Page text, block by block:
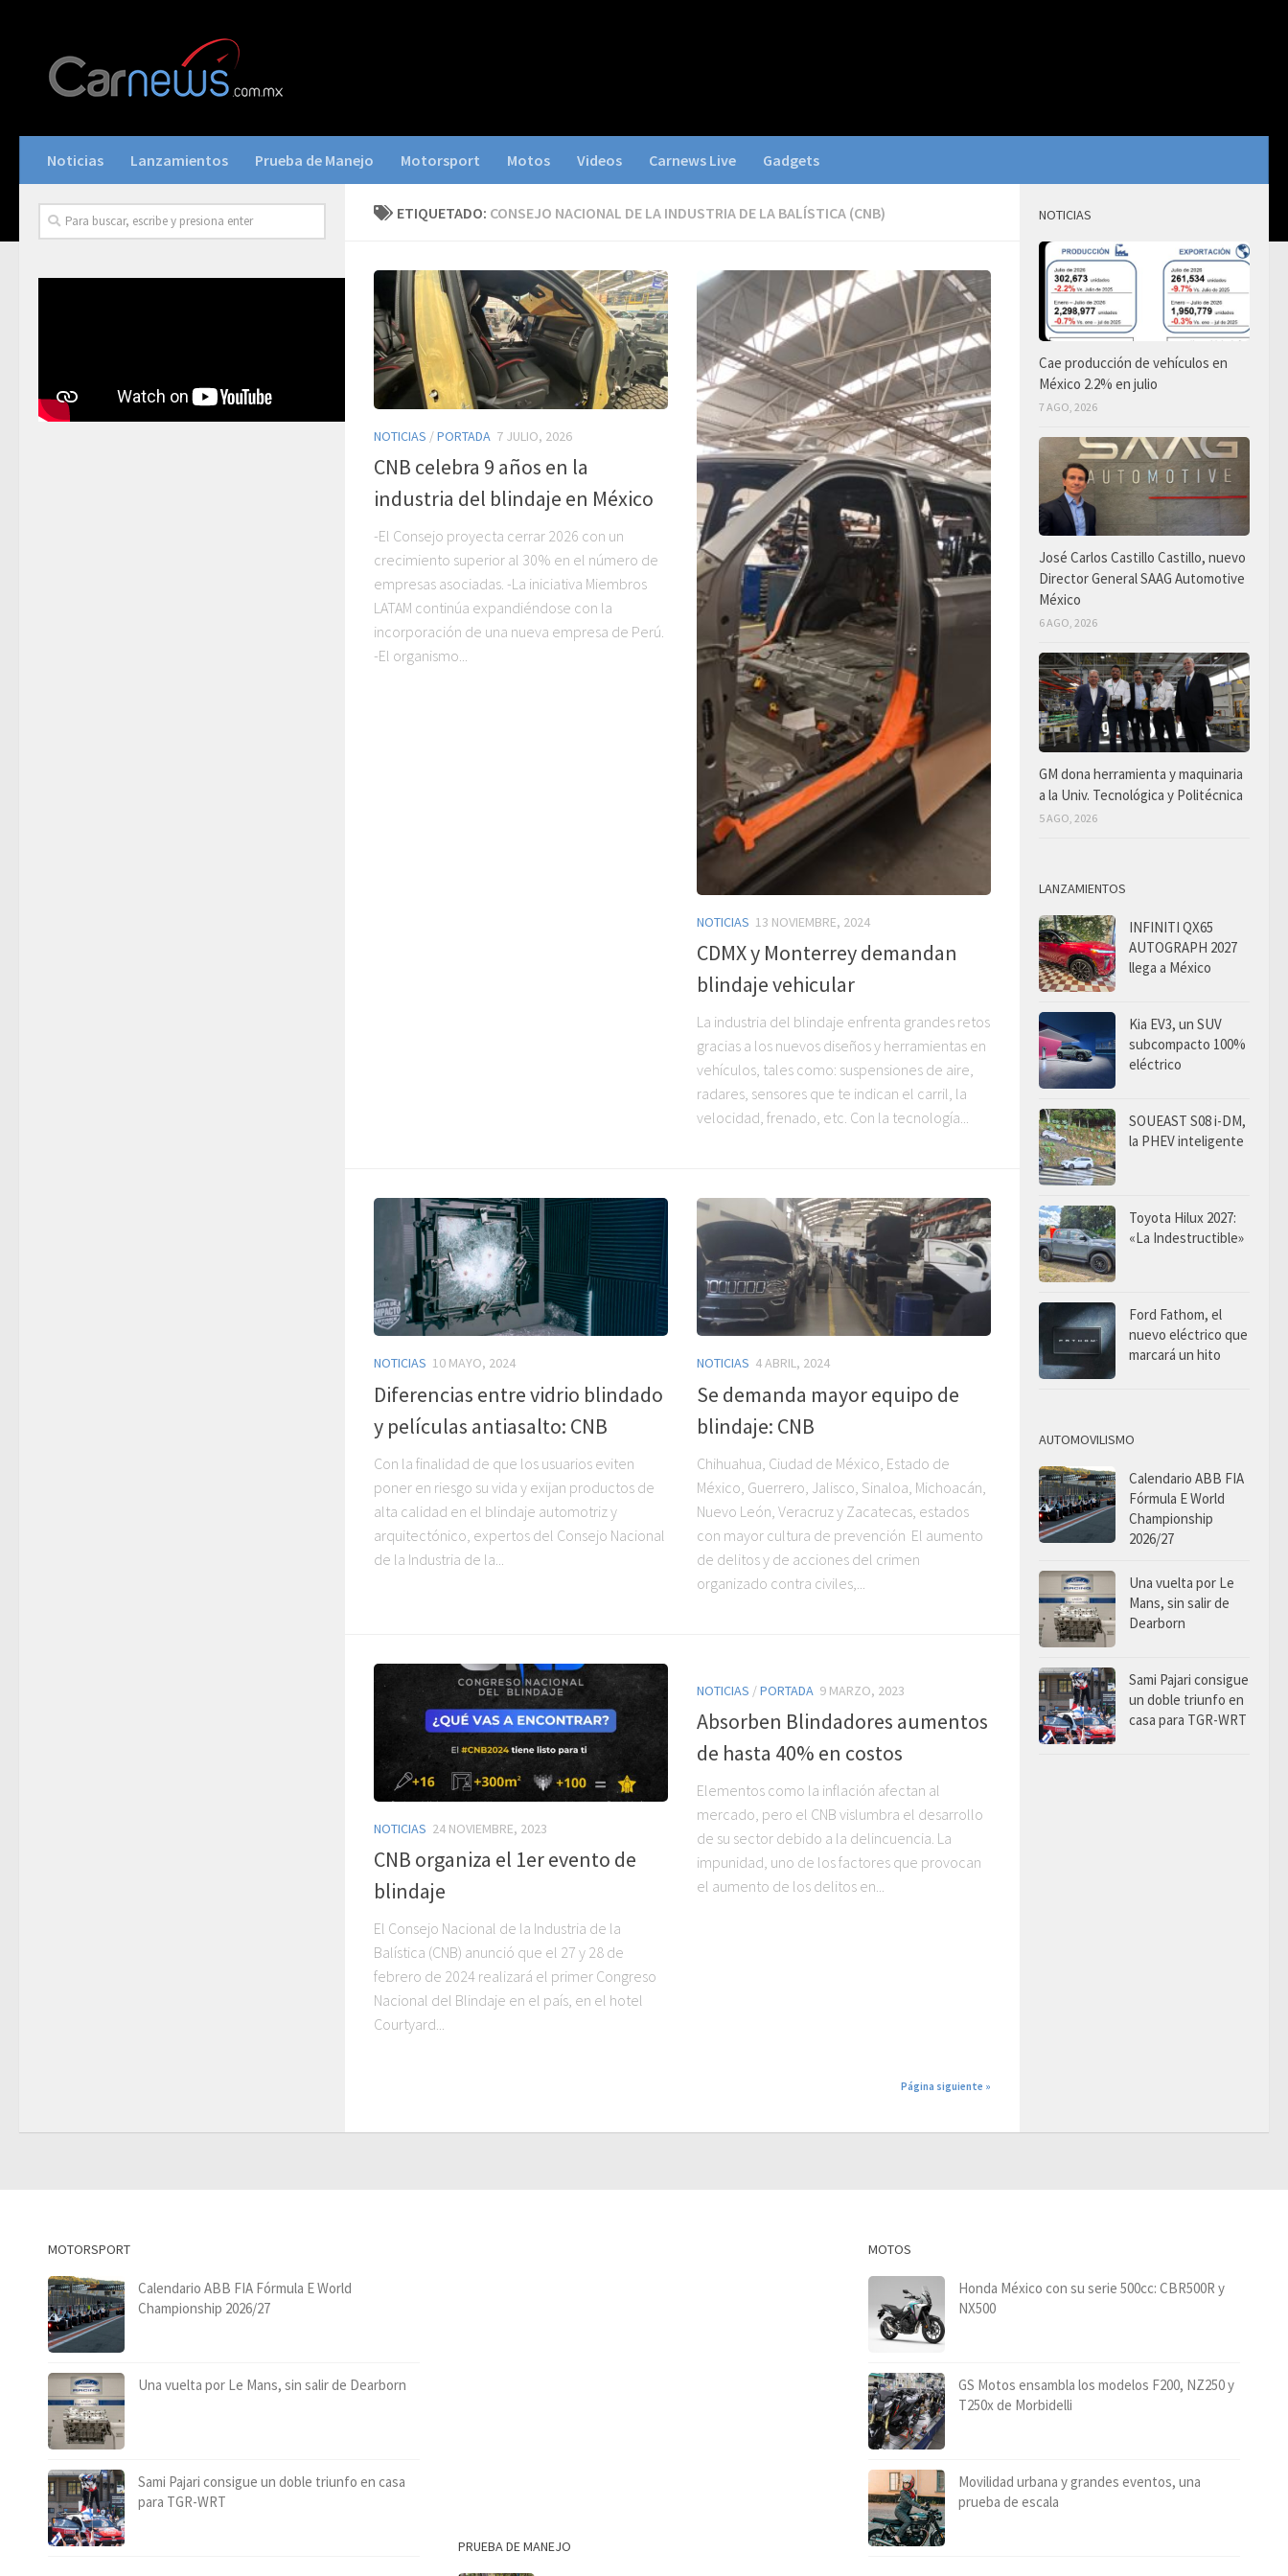
Noticias Lanzamientos Prueba de Manejo Motorsport Motos Videos Carnews Live Gadgets
ETIQUETADO: CONSEJO NACIONAL DE LA INDUSTRIA DE LA BALÍSTICA (CNB)
NOTICIAS /PORTADA 7 JULIO, 2026
CNB celebra 9 años en la
industria del blindaje en México
-El Consejo proyecta cerrar 2026 con un
crecimiento superior al 30% en el número de
empresas asociadas. -La iniciativa Miembros
LATAM continúa expandiéndose con la
incorporación de una nueva empresa de Perú.
-El organismo...
NOTICIAS 13 NOVIEMBRE, 2024
CDMX y Monterrey demandan
blindaje vehicular
La industria del blindaje enfrenta grandes retos
gracias a los nuevos diseños y herramientas en
vehículos, tales como: suspensiones de aire,
radares, sensores que te indican el carril, la
velocidad, frenado, etc. Con la tecnología...
NOTICIAS 10 MAYO, 2024
Diferencias entre vidrio blindado
y películas antiasalto: CNB
Con la finalidad de que los usuarios eviten
poner en riesgo su vida y exijan productos de
alta calidad en el blindaje automotriz y
arquitectónico, expertos del Consejo Nacional
de la Industria de la...
NOTICIAS 4 ABRIL, 2024
Se demanda mayor equipo de
blindaje: CNB
Chihuahua, Ciudad de México, Estado de
México, Guerrero, Jalisco, Sinaloa, Michoacán,
Nuevo León, Veracruz y Zacatecas, estados
con mayor cultura de prevención El aumento
de delitos y de acciones del crimen
organizado contra civiles,...
NOTICIAS 24 NOVIEMBRE, 2023
CNB organiza el 1er evento de
blindaje
El Consejo Nacional de la Industria de la
Balística (CNB) anunció que el 27 y 28 de
febrero de 2024 realizará el primer Congreso
Nacional del Blindaje en el país, en el hotel
Courtyard...
NOTICIAS /PORTADA 9 MARZO, 2023
Absorben Blindadores aumentos
de hasta 40% en costos
Elementos como la inflación afectan al
mercado, pero el CNB vislumbra el desarrollo
de su sector debido a la delincuencia. La
impunidad, uno de los factores que provocan
el aumento de los delitos en...
Página siguiente »
NOTICIAS
Cae producción de vehículos en
México 2.2% en julio
7 AGO, 2026
José Carlos Castillo Castillo, nuevo
Director General SAAG Automotive
México
6 AGO, 2026
GM dona herramienta y maquinaria
a la Univ. Tecnológica y Politécnica
5 AGO, 2026
LANZAMIENTOS
INFINITI QX65
AUTOGRAPH 2027
llega a México
Kia EV3, un SUV
subcompacto 100%
eléctrico
SOUEAST S08 i-DM,
la PHEV inteligente
Toyota Hilux 2027:
«La Indestructible»
Ford Fathom, el
nuevo eléctrico que
marcará un hito
AUTOMOVILISMO
Calendario ABB FIA
Fórmula E World
Championship
2026/27
Una vuelta por Le
Mans, sin salir de
Dearborn
Sami Pajari consigue
un doble triunfo en
casa para TGR-WRT
MOTORSPORT
Calendario ABB FIA Fórmula E World
Championship 2026/27
Una vuelta por Le Mans, sin salir de Dearborn
Sami Pajari consigue un doble triunfo en casa
para TGR-WRT
PRUEBA DE MANEJO
MOTOS
Honda México con su serie 500cc: CBR500R y
NX500
GS Motos ensambla los modelos F200, NZ250 y
T250x de Morbidelli
Movilidad urbana y grandes eventos, una
prueba de escala